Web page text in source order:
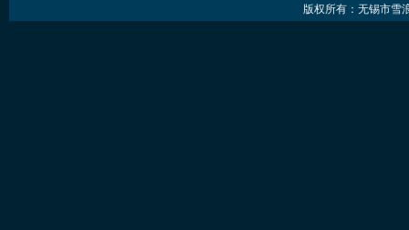
版权所有：无锡市